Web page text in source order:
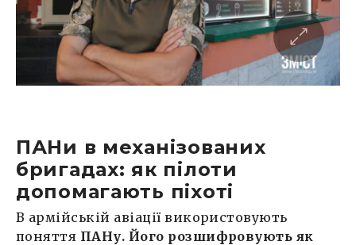
ПАНи в механізованих
бригадах: як пілоти
допомагають піхоті
В армійській авіації використовують
поняття ПАНу. Його розшифровують як